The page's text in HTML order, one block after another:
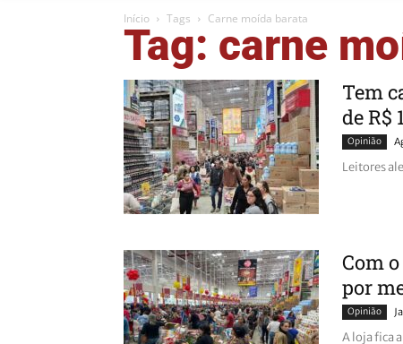
Início Tags Carne moída barata
Tag: carne
Tem
de R$
Opinião
Leitores
Com
por
Opinião
A loja fica